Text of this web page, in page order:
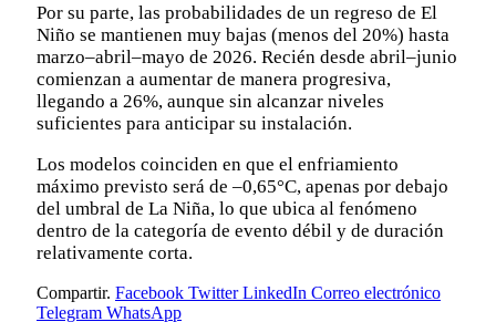
Por su parte, las probabilidades de un regreso de El
Niño se mantienen muy bajas (menos del 20%) hasta
marzo–abril–mayo de 2026. Recién desde abril–junio
comienzan a aumentar de manera progresiva,
llegando a 26%, aunque sin alcanzar niveles
suficientes para anticipar su instalación.
Los modelos coinciden en que el enfriamiento
máximo previsto será de –0,65°C, apenas por debajo
del umbral de La Niña, lo que ubica al fenómeno
dentro de la categoría de evento débil y de duración
relativamente corta.
Compartir. Facebook Twitter LinkedIn Correo electrónico
Telegram WhatsApp